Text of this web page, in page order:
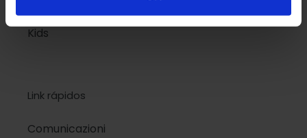
Kids
Link rápidos
Comunicazioni